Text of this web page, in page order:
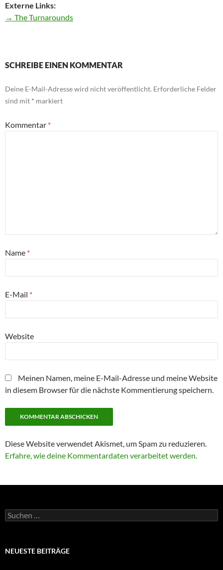
Externe Links:
→ The Turnarounds
SCHREIBE EINEN KOMMENTAR
Deine E-Mail-Adresse wird nicht veröffentlicht. Erforderliche Felder
sind mit * markiert
Kommentar *
Name *
E-Mail *
Website
Meinen Namen, meine E-Mail-Adresse und meine Website
in diesem Browser für die nächste Kommentierung speichern.
Diese Website verwendet Akismet, um Spam zu reduzieren.
Erfahre, wie deine Kommentardaten verarbeitet werden.
Suche
nach:
NEUESTE BEITRÄGE